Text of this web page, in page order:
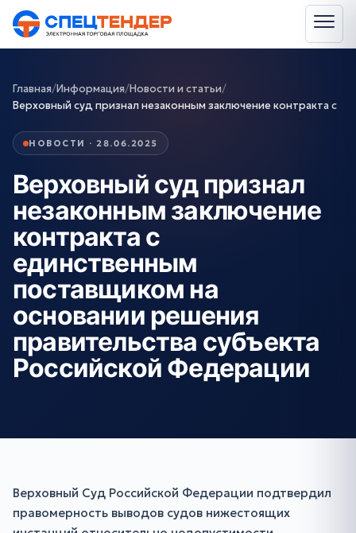
Главная/Информация/Новости и статьи/
Верховный суд признал незаконным заключение контракта с
НОВОСТИ · 28.06.2025
Верховный суд признал
незаконным заключение
контракта с
единственным
поставщиком на
основании решения
правительства субъекта
Российской Федерации
Верховный Суд Российской Федерации подтвердил
правомерность выводов судов нижестоящих